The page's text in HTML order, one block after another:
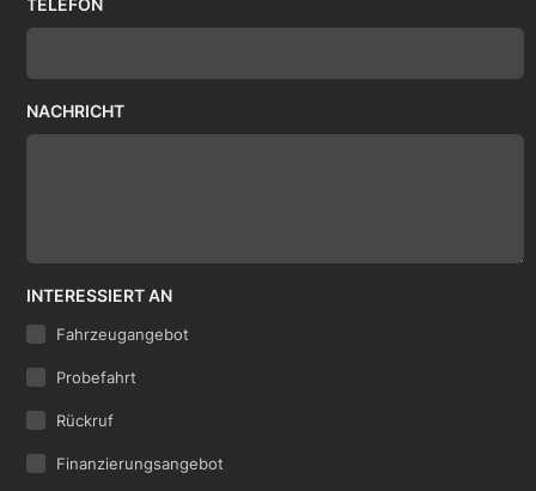
NACHRICHT
INTERESSIERT AN
Fahrzeugangebot
Probefahrt
Rückruf
Finanzierungsangebot